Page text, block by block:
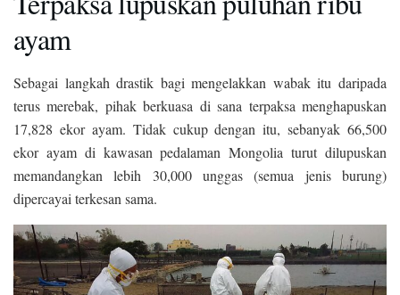
ayam
Sebagai langkah drastik bagi mengelakkan wabak itu daripada
terus merebak, pihak berkuasa di sana terpaksa menghapuskan
17,828 ekor ayam. Tidak cukup dengan itu, sebanyak 66,500
ekor ayam di kawasan pedalaman Mongolia turut dilupuskan
memandangkan lebih 30,000 unggas (semua jenis burung)
dipercayai terkesan sama.